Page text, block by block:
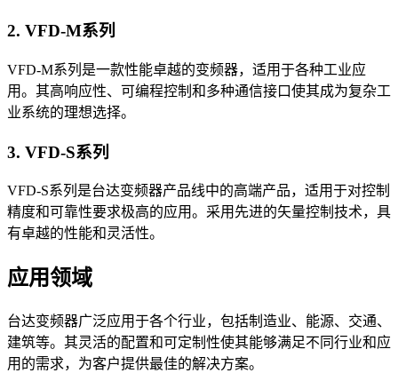
2. VFD-M系列
VFD-M系列是一款性能卓越的变频器，适用于各种工业应
用。其高响应性、可编程控制和多种通信接口使其成为复杂工
业系统的理想选择。
3. VFD-S系列
VFD-S系列是台达变频器产品线中的高端产品，适用于对控制
精度和可靠性要求极高的应用。采用先进的矢量控制技术，具
有卓越的性能和灵活性。
应用领域
台达变频器广泛应用于各个行业，包括制造业、能源、交通、
建筑等。其灵活的配置和可定制性使其能够满足不同行业和应
用的需求，为客户提供最佳的解决方案。